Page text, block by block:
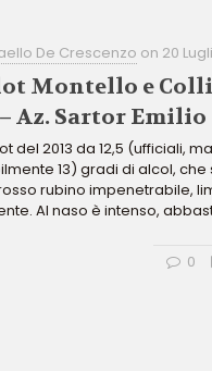
De Crescenzo on 20
Montello e
– Az. Sartor Emilio
del 2013 da 12,5 (ufficiali, ma
13) gradi di alcol, che
rubino impenetrabile,
Al naso è intenso,
0